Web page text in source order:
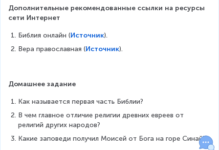
Дополнительные рекомендованные ссылки на ресурсы
сети Интернет
Библия онлайн (Источник).
Вера православная (Источник).
Домашнее задание
Как называется первая часть Библии?
В чем главное отличие религии древних евреев от
религий других народов?
Какие заповеди получил Моисей от Бога на горе Синай?